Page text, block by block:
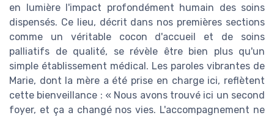
en lumière l'impact profondément humain des soins
dispensés. Ce lieu, décrit dans nos premières sections
comme un véritable cocon d'accueil et de soins
palliatifs de qualité, se révèle être bien plus qu'un
simple établissement médical. Les paroles vibrantes de
Marie, dont la mère a été prise en charge ici, reflètent
cette bienveillance : « Nous avons trouvé ici un second
foyer, et ça a changé nos vies. L'accompagnement ne